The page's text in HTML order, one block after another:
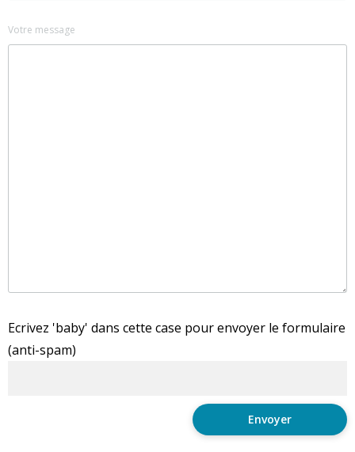
Votre message
Ecrivez 'baby' dans cette case pour envoyer le formulaire
(anti-spam)